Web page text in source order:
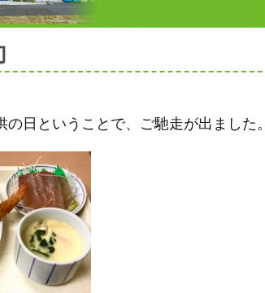
日ということで、ご馳走が出ました。